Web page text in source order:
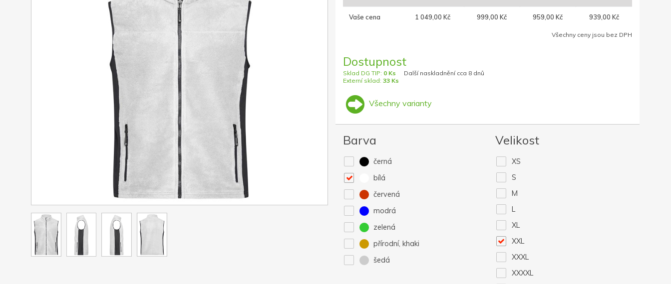
Vaše cena 1 049,00 Kč 999,00 Kč 959,00 Kč 939,00 Kč
Všechny ceny jsou bez DPH
Dostupnost
Sklad DG TIP: 0 Ks
Externí sklad: 33 Ks
Další naskladnění cca 8 dnů
Všechny varianty
Barva
černá
bílá
červená
modrá
zelená
přírodní, khaki
šedá
Velikost
XS
S
M
L
XL
XXL
XXXL
XXXXL